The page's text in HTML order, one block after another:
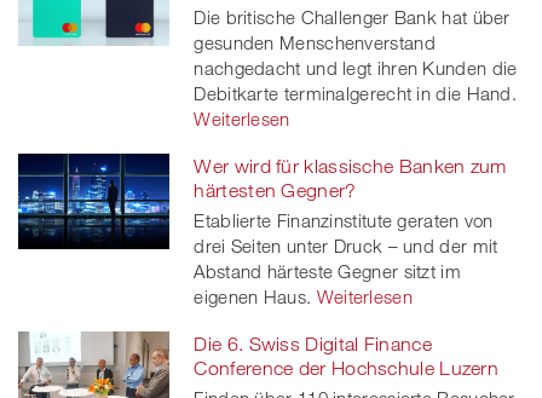
Die britische Challenger Bank hat über
gesunden Menschenverstand
nachgedacht und legt ihren Kunden die
Debitkarte terminalgerecht in die Hand.
Weiterlesen
Wer wird für klassische Banken zum
härtesten Gegner?
Etablierte Finanzinstitute geraten von
drei Seiten unter Druck – und der mit
Abstand härteste Gegner sitzt im
eigenen Haus. Weiterlesen
Die 6. Swiss Digital Finance
Conference der Hochschule Luzern